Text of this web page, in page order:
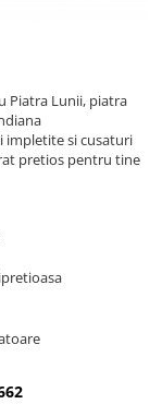
Piatra Lunii, piatra
impletite si cusaturi
pretios pentru tine